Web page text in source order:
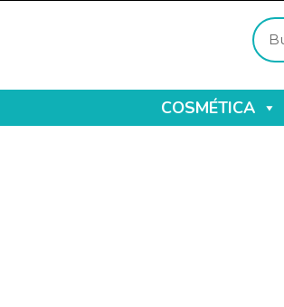
COSMÉTICA